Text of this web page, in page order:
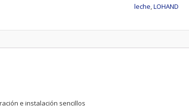
leche,LOHAND
e instalación sencillos